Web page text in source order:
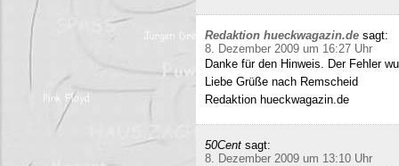
Redaktion hueckwagazin.de sagt:
8. Dezember 2009 um 16:27 Uhr
Danke für den Hinweis. Der Fehler
Liebe Grüße nach Remscheid
Redaktion hueckwagazin.de
50Cent sagt:
8. Dezember 2009 um 13:10 Uhr